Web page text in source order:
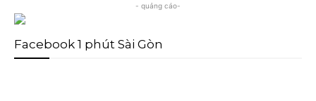
- quảng cáo-
Facebook 1 phút Sài Gòn